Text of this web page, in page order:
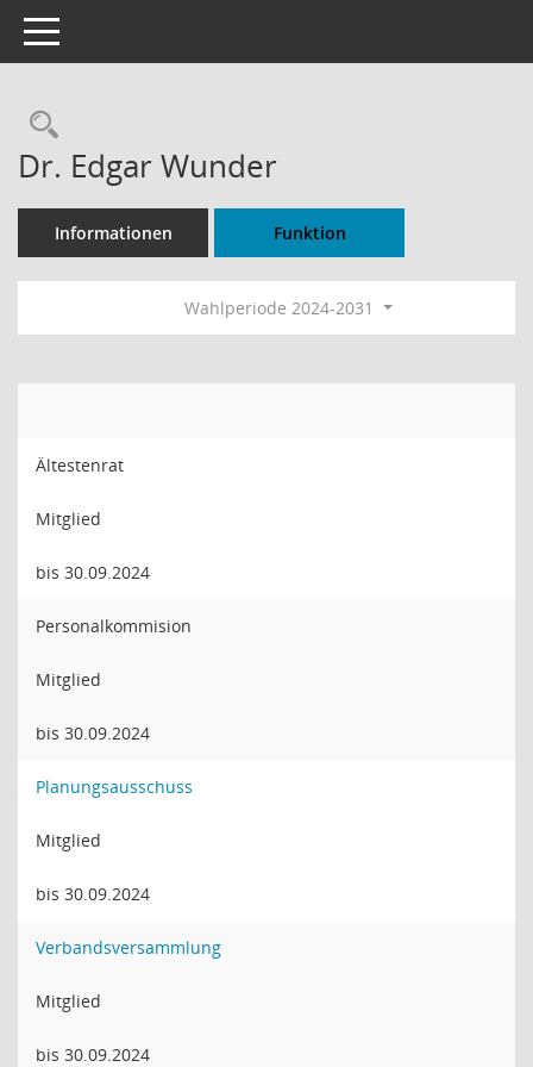
Toggle navigation
Rechercheauswahl
Dr. Edgar Wunder
Informationen Funktion
Wahlperiode 2024-2031
Ältestenrat
Mitglied
bis 30.09.2024
Personalkommision
Mitglied
bis 30.09.2024
Planungsausschuss
Mitglied
bis 30.09.2024
Verbandsversammlung
Mitglied
bis 30.09.2024